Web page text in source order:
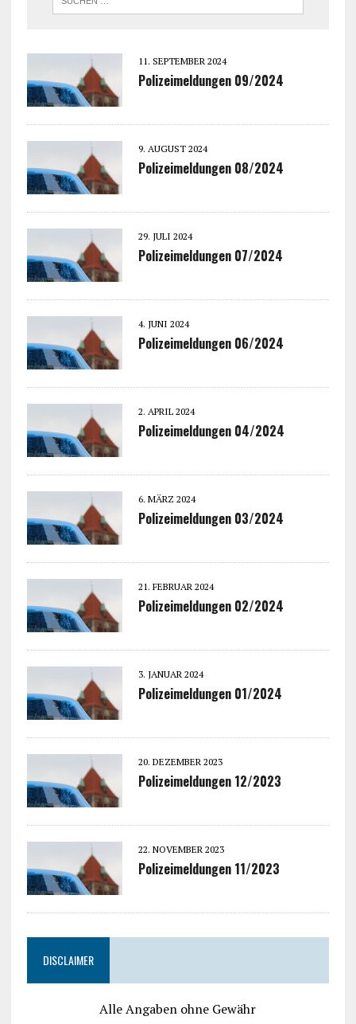
11. SEPTEMBER 2024
Polizeimeldungen 09/2024
9. AUGUST 2024
Polizeimeldungen 08/2024
29. JULI 2024
Polizeimeldungen 07/2024
4. JUNI 2024
Polizeimeldungen 06/2024
2. APRIL 2024
Polizeimeldungen 04/2024
6. MÄRZ 2024
Polizeimeldungen 03/2024
21. FEBRUAR 2024
Polizeimeldungen 02/2024
3. JANUAR 2024
Polizeimeldungen 01/2024
20. DEZEMBER 2023
Polizeimeldungen 12/2023
22. NOVEMBER 2023
Polizeimeldungen 11/2023
DISCLAIMER
Alle Angaben ohne Gewähr